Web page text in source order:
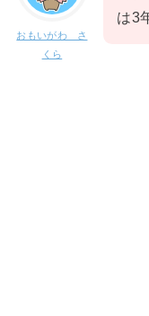
おもいがわ さ
くら
は3